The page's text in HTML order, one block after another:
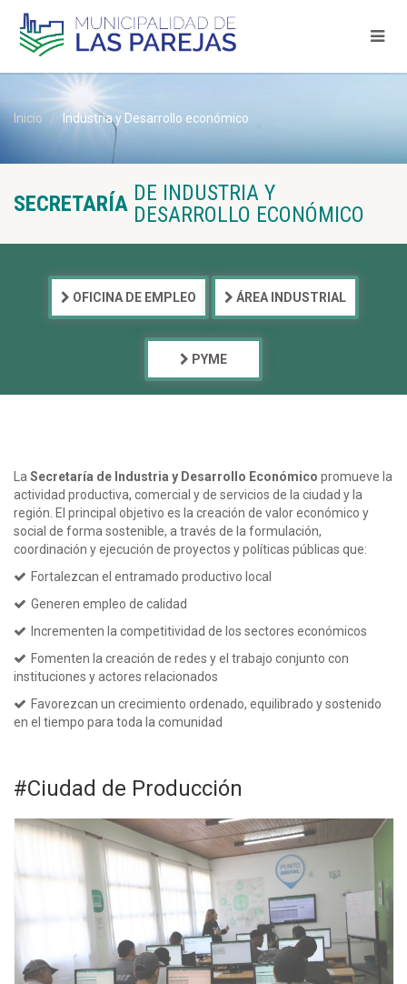
Inicio Industria y Desarrollo económico
SECRETARÍA DE INDUSTRIA Y
DESARROLLO ECONÓMICO
OFICINA DE EMPLEO ÁREA INDUSTRIAL
PYME
La Secretaría de Industria y Desarrollo Económico promueve la
actividad productiva, comercial y de servicios de la ciudad y la
región. El principal objetivo es la creación de valor económico y
social de forma sostenible, a través de la formulación,
coordinación y ejecución de proyectos y políticas públicas que:
Fortalezcan el entramado productivo local
Generen empleo de calidad
Incrementen la competitividad de los sectores económicos
Fomenten la creación de redes y el trabajo conjunto con
instituciones y actores relacionados
Favorezcan un crecimiento ordenado, equilibrado y sostenido
en el tiempo para toda la comunidad
#Ciudad de Producción